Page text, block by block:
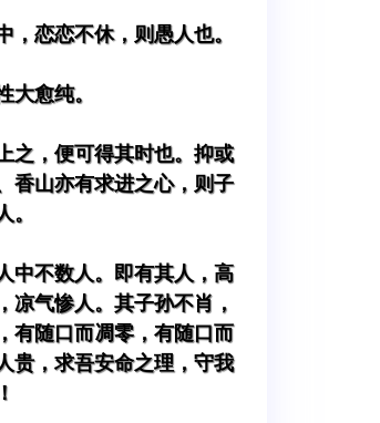
恋恋不休，则愚人也。
愈纯。
之，便可得其时也。抑或
香山亦有求进之心，则子
中不数人。即有其人，高
凉气惨人。其子孙不肖，
有随口而凋零，有随口而
贵，求吾安命之理，守我